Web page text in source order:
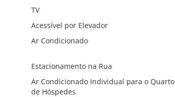
TV
Acessível por Elevador
Ar Condicionado
Estacionamento na Rua
Ar Condicionado Individual para o Quarto
de Hóspedes